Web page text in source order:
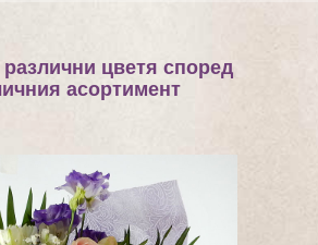
различни цветя според
асортимент